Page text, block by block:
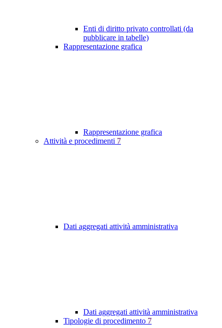
Enti di diritto privato controllati (da
pubblicare in tabelle)
Rappresentazione grafica
Rappresentazione grafica
Attività e procedimenti 7
Dati aggregati attività amministrativa
Dati aggregati attività amministrativa
Tipologie di procedimento 7